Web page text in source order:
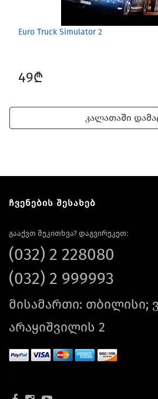
Euro Truck Simulator 2
49₾
კალათაში
ჩვენების შესახებ
გააქვთ შეკითხვა? დაგვირეკეთ:
(032) 2 228080
(032) 2 999993
მისამართი: თბილისი;
არაყიშვილის 2